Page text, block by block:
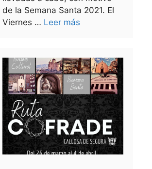
de la Semana Santa 2021. El
Viernes … Leer más